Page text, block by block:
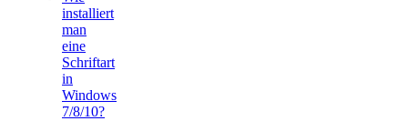
installiert
man
eine
Schriftart
in
Windows
7/8/10?